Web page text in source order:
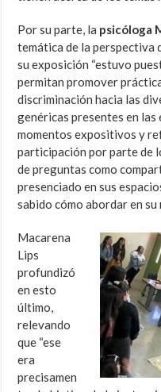
Por su parte, la psicóloga
temática de la perspectiva
su exposición “estuvo
permitan promover
discriminación hacia las
genéricas presentes en
momentos expositivos y
participación por parte de
de preguntas como
presenciado en sus
sabido cómo abordar en su
Macarena
Lips
profundizó
en esto
último,
relevando
que “ese
era
precisamen